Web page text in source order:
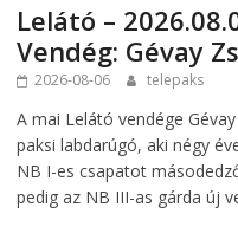
Lelátó –
Vendég: Gévay
2026-08-06 telepaks
A mai Lelátó vendége
paksi labdarúgó, aki négy
NB I-es csapatot
pedig az NB III-as gárda új